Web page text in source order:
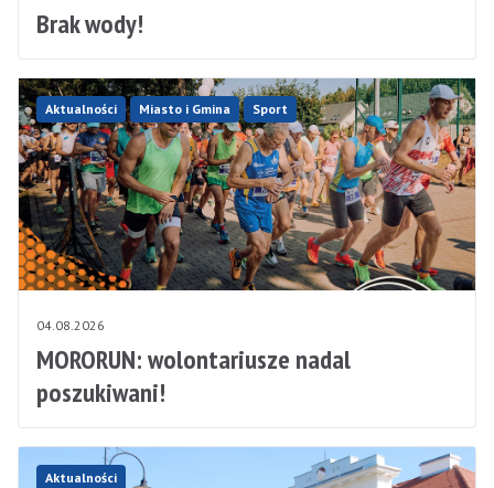
Brak wody!
Aktualności Miasto i Gmina Sport
04.08.2026
MORORUN: wolontariusze nadal
poszukiwani!
Aktualności